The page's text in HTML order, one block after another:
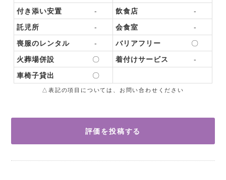
付き添い安置
- 飲食店
-
託児所
- 会食室
-
喪服のレンタル
- バリアフリー
〇
火葬場併設
〇 着付けサービス
-
車椅子貸出
〇
△表記の項目については、お問い合わせください
評価を投稿する